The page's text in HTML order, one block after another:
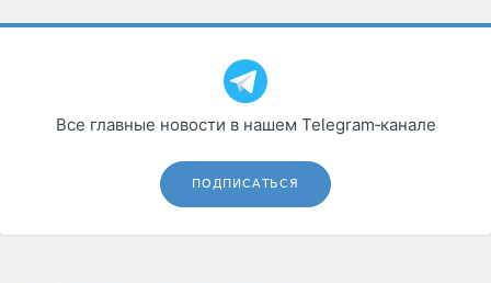
Все главные новости в нашем Telegram‑канале
ПОДПИСАТЬСЯ